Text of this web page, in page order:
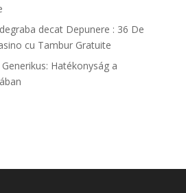
decat Depunere : 36 De
cu Tambur Gratuite
Hatékonyság a